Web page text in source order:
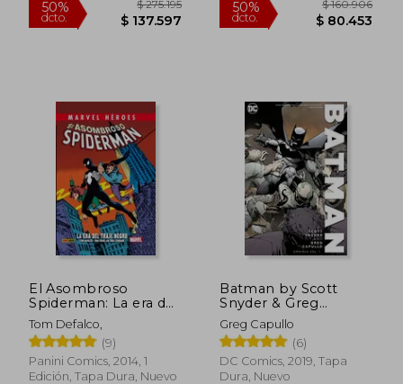
50%
dcto.
$ 181.250
$ 90.625
50%
dcto. $
El Asombroso
Spiderman: La era del
Traje Negro
Tom Defalco,
(9)
Panini Comics, 2014, 1
Edición, Tapa Dura, Nuevo
Batman by Scott
Snyder & Greg
Capullo Omnibus Vol.
1 (Batman Omnibus)
(en Inglés)
Greg Capullo
(6)
DC Comics, 2019, Tapa
Dura, Nuevo